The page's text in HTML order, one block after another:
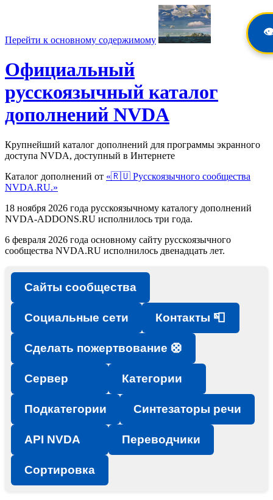
Перейти к основному содержимому
Официальный
русскоязычный каталог
дополнений NVDA
Крупнейший каталог дополнений для программы экранного
доступа NVDA, доступный в Интернете
Каталог дополнений от «🇷🇺 Русскоязычного сообщества
NVDA.RU.»
18 ноября 2026 года русскоязычному каталогу дополнений
NVDA-ADDONS.RU исполнилось три года.
6 февраля 2026 года основному сайту русскоязычного
сообщества NVDA.RU исполнилось двенадцать лет.
Сайты сообщества
Социальные сети Контакты 📮
Сделать пожертвование 🛟
Сервер Категории
Подкатегории Синтезаторы речи
API NVDA Переводчики
Сортировка